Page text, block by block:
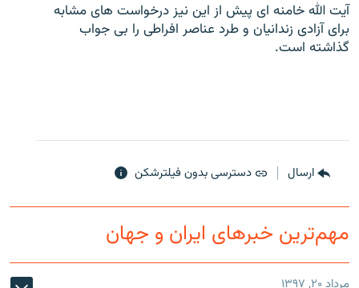
آيت الله خامنه اى پيش از اين نيز درخواست هاى مشابه
براى آزادى زندانيان و طرد عناصر افراطى را بى جواب
گذاشته است.
ارسال دسترسی بدون فیلترشکن
مهم‌ترین خبرهای ایران و جهان